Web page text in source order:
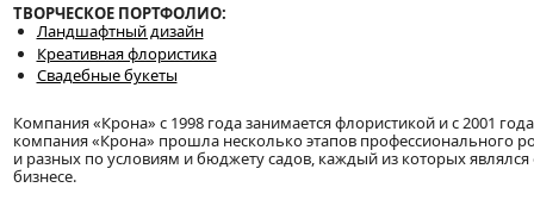
ТВОРЧЕСКОЕ ПОРТФОЛИО:
Ландшафтный дизайн
Креативная флористика
Свадебные букеты
Компания «Крона» с 1998 года занимается флористикой и с 2001
компания «Крона» прошла несколько этапов профессионального
и разных по условиям и бюджету садов, каждый из которых
бизнесе.